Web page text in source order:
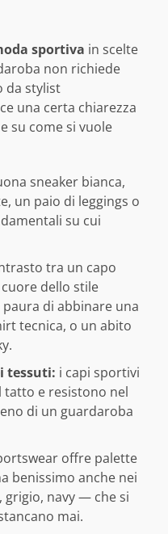
sportiva in scelte
non richiede
da stylist
una certa chiarezza
su come si vuole
sneaker bianca,
un paio di leggings o
su cui
tra un capo
dello stile
di abbinare una
tecnica, o un abito
tessuti: i capi sportivi
tatto e resistono nel
di un guardaroba
offre palette
benissimo anche nei
navy — che si
mai.